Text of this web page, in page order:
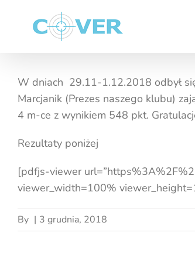
W dniach 29.11-1.12.2018 odbył
Marcjanik (Prezes naszego klubu)
4 m-ce z wynikiem 548 pkt.
Rezultaty poniżej
[pdfjs-viewer
viewer_width=100%
By | 3 grudnia, 2018